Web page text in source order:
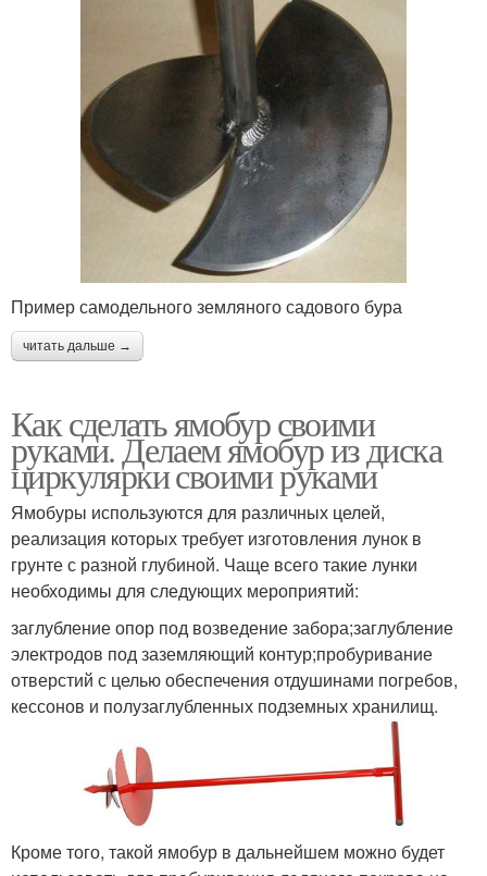
Пример самодельного земляного садового бура
читать дальше →
Как сделать ямобур своими
руками. Делаем ямобур из диска
циркулярки своими руками
Ямобуры используются для различных целей,
реализация которых требует изготовления лунок в
грунте с разной глубиной. Чаще всего такие лунки
необходимы для следующих мероприятий:
заглубление опор под возведение забора;заглубление
электродов под заземляющий контур;пробуривание
отверстий с целью обеспечения отдушинами погребов,
кессонов и полузаглубленных подземных хранилищ.
Кроме того, такой ямобур в дальнейшем можно будет